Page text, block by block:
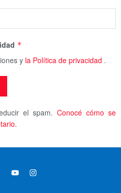
*
y la Política de privacidad .
el spam. Conocé cómo se